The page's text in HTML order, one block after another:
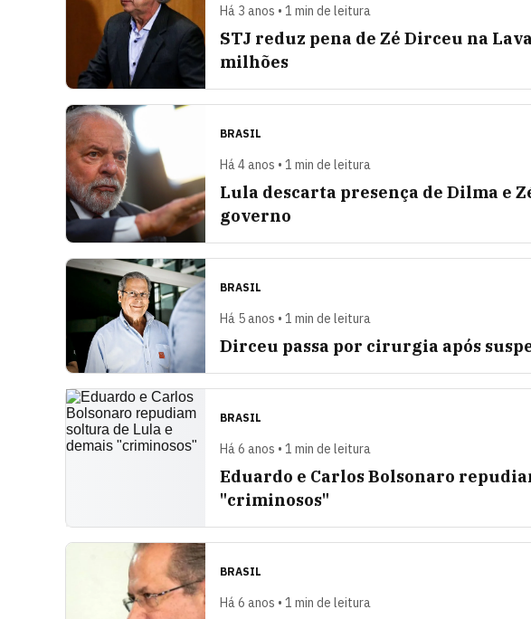
Há 3 anos • 1 min de leitura
STJ reduz pena de Zé Dirceu na
milhões
BRASIL
Há 4 anos • 1 min de leitura
Lula descarta presença de Dilma e
governo
BRASIL
Há 5 anos • 1 min de leitura
Dirceu passa por cirurgia após
BRASIL
Há 6 anos • 1 min de leitura
Eduardo e Carlos Bolsonaro
"criminosos"
BRASIL
Há 6 anos • 1 min de leitura